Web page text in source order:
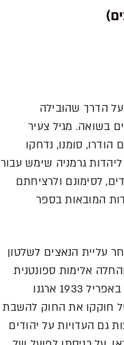
הדרך שהובילה
בשואה. מגיל צעיר
הודרו, סומנו, נדחקו
גרמניה שימש עבור
לסימונם ולרציחתם
המובאות בספר
עליית הנאצים לשלטון
אלימות ספונטנית
ברחוב נגד יהודים, וידוע כי באחד באפריל 1933 ארגנו
חוקקו את החוק להשבת
גם העדויות על יהודים